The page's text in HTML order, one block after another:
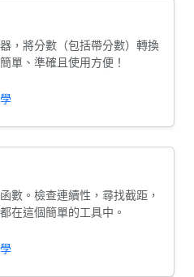
，將分數（包括帶分數）轉換
單、準確且使用方便！
數。檢查連續性，尋找截距，
在這個簡單的工具中。